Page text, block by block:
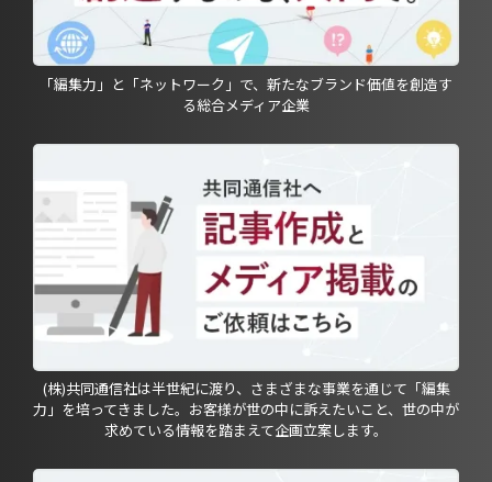
「編集力」と「ネットワーク」で、新たなブランド価値を創造す
る総合メディア企業
(株)共同通信社は半世紀に渡り、さまざまな事業を通じて「編集
力」を培ってきました。お客様が世の中に訴えたいこと、世の中が
求めている情報を踏まえて企画立案します。